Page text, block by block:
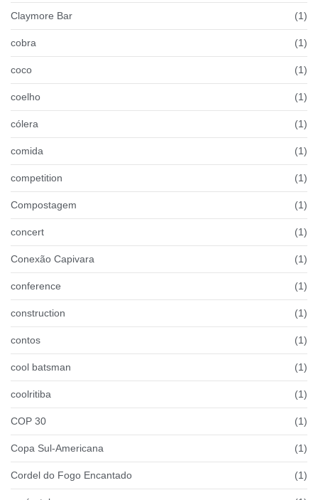
Claymore Bar (1)
cobra (1)
coco (1)
coelho (1)
cólera (1)
comida (1)
competition (1)
Compostagem (1)
concert (1)
Conexão Capivara (1)
conference (1)
construction (1)
contos (1)
cool batsman (1)
coolritiba (1)
COP 30 (1)
Copa Sul-Americana (1)
Cordel do Fogo Encantado (1)